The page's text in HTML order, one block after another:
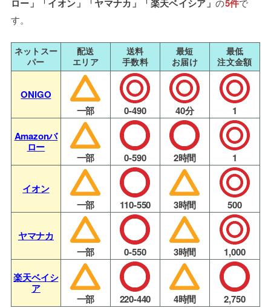
ロー」「イオン」「ヤマナカ」「楽天ベイシア」の5件で
す。
ネットスー
パー
配送
エリア
送料
手数料
最短
お届け
最低
注文金額
ONIGO
一部
0-490 40分
1
Amazonバ
ロー
一部
0-590 2時間 1
イオン
一部
110-550 3時間 500
ヤマナカ
一部
0-550 3時間
1,000
楽天ベイシ
ア
一部
220-440 4時間 2,750